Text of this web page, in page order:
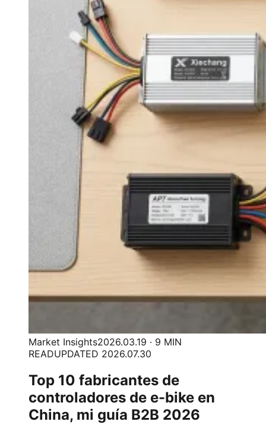
Market Insights2026.03.19 · 9 MIN
READUPDATED 2026.07.30
Top 10 fabricantes de
controladores de e-bike en
China, mi guía B2B 2026